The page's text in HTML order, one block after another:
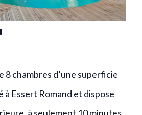
8 chambres d’une superficie
à Essert Romand et dispose